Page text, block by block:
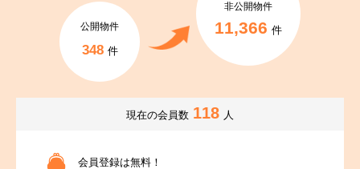
公開物件
348 件
非公開物件
11,366 件
現在の会員数 118 人
会員登録は無料！